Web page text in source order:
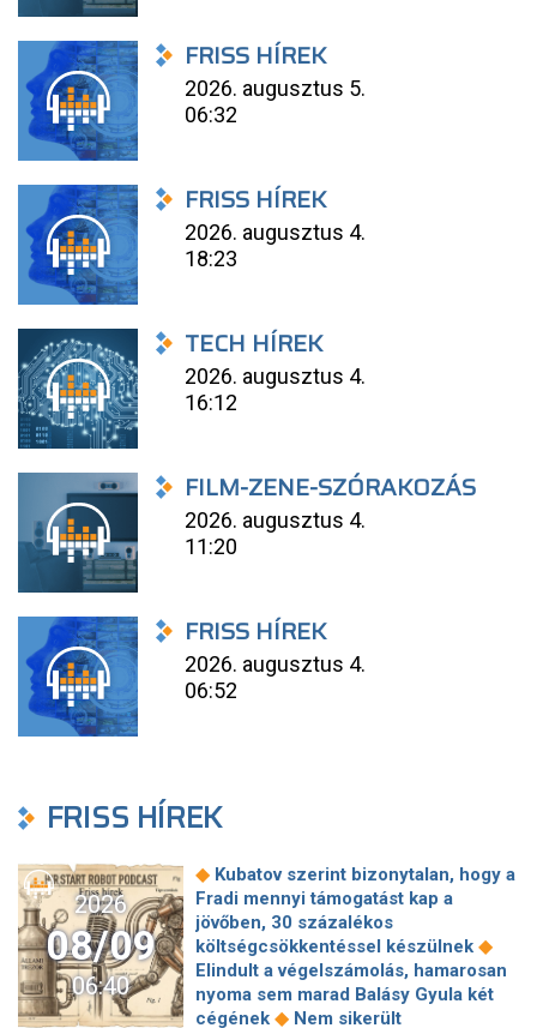
FRISS HÍREK
2026. augusztus 5.
06:32
FRISS HÍREK
2026. augusztus 4.
18:23
TECH HÍREK
2026. augusztus 4.
16:12
FILM-ZENE-SZÓRAKOZÁS
2026. augusztus 4.
11:20
FRISS HÍREK
2026. augusztus 4.
06:52
FRISS HÍREK
2026
08/09
06:40
◆ Kubatov szerint bizonytalan, hogy a
Fradi mennyi támogatást kap a
jövőben, 30 százalékos
költségcsökkentéssel készülnek ◆
Elindult a végelszámolás, hamarosan
nyoma sem marad Balásy Gyula két
cégének ◆ Nem sikerült